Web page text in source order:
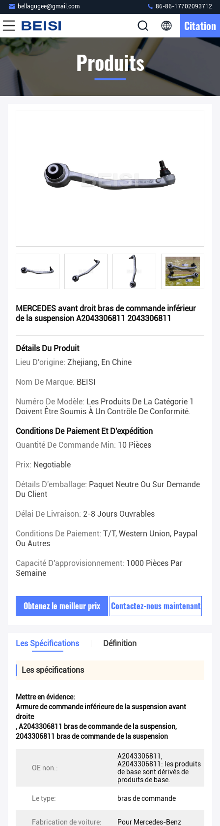
bellagugee@gmail.com 86-86-17702093712
Citation
Produits
MERCEDES avant droit bras de commande inférieur
de la suspension A2043306811 2043306811
Détails Du Produit
Lieu D'origine: Zhejiang, En Chine
Nom De Marque: BEISI
Numéro De Modèle: Les Produits De La Catégorie 1
Doivent Être Soumis À Un Contrôle De Conformité.
Conditions De Paiement Et D'expédition
Quantité De Commande Min: 10 Pièces
Prix: Negotiable
Détails D'emballage: Paquet Neutre Ou Sur Demande
Du Client
Délai De Livraison: 2-8 Jours Ouvrables
Conditions De Paiement: T/T, Western Union, Paypal
Ou Autres
Capacité D'approvisionnement: 1000 Pièces Par
Semaine
Obtenez le meilleur prix Contactez-nous maintenant
Les Spécifications Définition
Les spécifications
Mettre en évidence:
Armure de commande inférieure de la suspension avant
droite
,A2043306811 bras de commande de la suspension,
2043306811 bras de commande de la suspension
OE non.:
A2043306811,
A2043306811: les produits
de base sont dérivés de
produits de base.
Le type: bras de commande
Fabrication de voiture: Pour Mercedes-Benz